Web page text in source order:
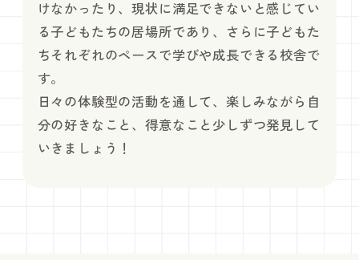
けなかったり、現状に満足できないと感じてい
る子どもたちの居場所であり、さらに子どもた
ちそれぞれのペースで学びや成長できる校舎で
す。
日々の体験型の活動を通して、楽しみながら自
分の好きなこと、得意なこと少しずつ発見して
いきましょう！